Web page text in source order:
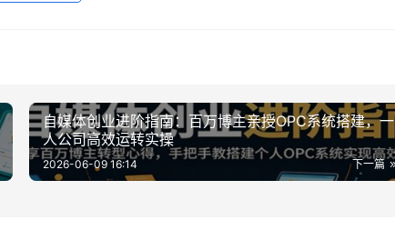
自媒体创业进阶指南：百万博主亲授OPC系统搭建，一
人公司高效运转实操
下一篇
2026-06-09 16:14